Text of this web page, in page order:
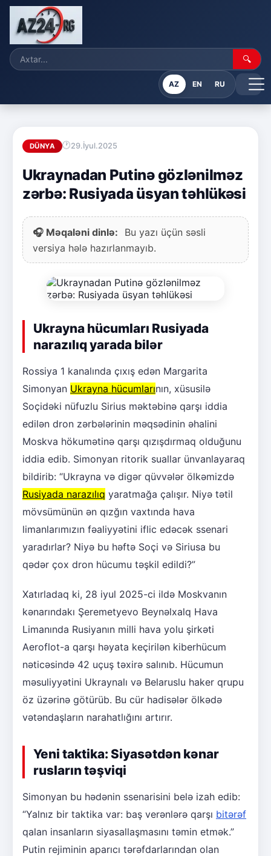
🔍
AZ EN RU
DÜNYA 29.İyul.2025
Ukraynadan Putinə gözlənilməz
zərbə: Rusiyada üsyan təhlükəsi
🎧 Məqaləni dinlə:
Bu yazı üçün səsli
versiya hələ hazırlanmayıb.
Ukrayna hücumları Rusiyada
narazılıq yarada bilər
Rossiya 1 kanalında çıxış edən Margarita
Simonyan Ukrayna hücumlarının, xüsusilə
Soçidəki nüfuzlu Sirius məktəbinə qarşı iddia
edilən dron zərbələrinin məqsədinin əhalini
Moskva hökumətinə qarşı qızışdırmaq olduğunu
iddia edib. Simonyan ritorik suallar ünvanlayaraq
bildirib: “Ukrayna və digər qüvvələr ölkəmizdə
Rusiyada narazılıq yaratmağa çalışır. Niyə tətil
mövsümünün ən qızğın vaxtında hava
limanlarımızın fəaliyyətini iflic edəcək ssenari
yaradırlar? Niyə bu həftə Soçi və Siriusa bu
qədər çox dron hücumu təşkil edildi?”
Xatırladaq ki, 28 iyul 2025-ci ildə Moskvanın
kənarındakı Şeremetyevo Beynəlxalq Hava
Limanında Rusiyanın milli hava yolu şirkəti
Aeroflot-a qarşı həyata keçirilən kiberhücum
nəticəsində 42 uçuş təxirə salınıb. Hücumun
məsuliyyətini Ukraynalı və Belaruslu haker qrupu
öz üzərinə götürüb. Bu cür hadisələr ölkədə
vətəndaşların narahatlığını artırır.
Yeni taktika: Siyasətdən kənar
rusların təşviqi
Simonyan bu hədənin ssenarisini belə izah edib:
“Yalnız bir taktika var: baş verənlərə qarşı bitərəf
qalan insanların siyasallaşmasını təmin etmək.”
Putin rejiminin aparıcı tərəfdarlarından olan